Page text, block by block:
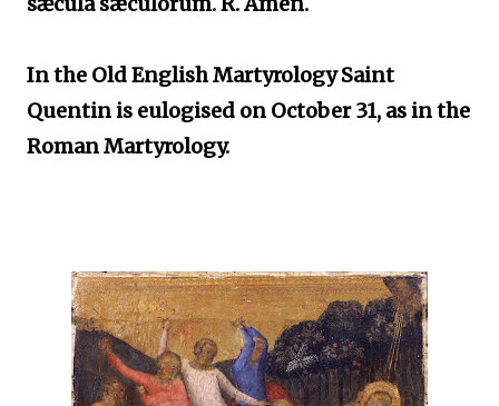
In the Old English Martyrology Saint
Quentin is eulogised on October 31, as in the
Roman Martyrology.